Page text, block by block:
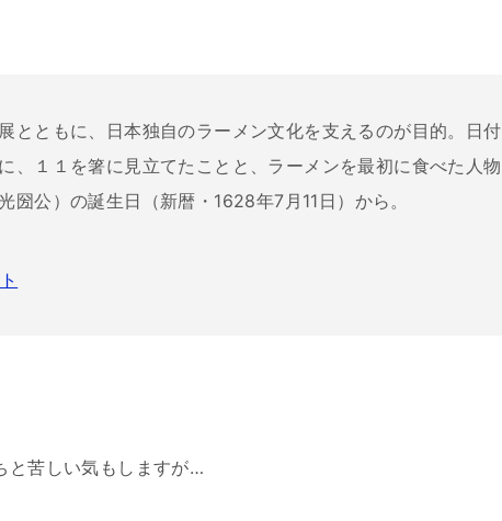
とともに、日本独自のラーメン文化を支えるのが目的。日付
、１１を箸に見立てたことと、ラーメンを最初に食べた人物
圀公）の誕生日（新暦・1628年7月11日）から。
と苦しい気もしますが…